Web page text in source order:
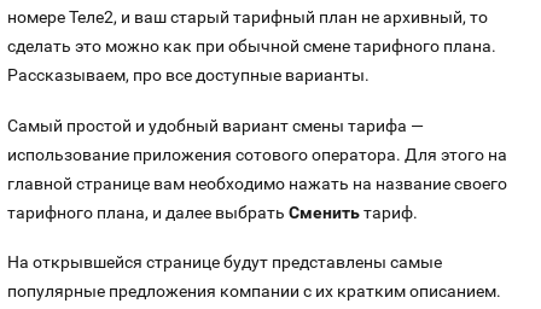
номере Теле2, и ваш старый тарифный план не архивный, то
сделать это можно как при обычной смене тарифного плана.
Рассказываем, про все доступные варианты.
Самый простой и удобный вариант смены тарифа —
использование приложения сотового оператора. Для этого на
главной странице вам необходимо нажать на название своего
тарифного плана, и далее выбрать Сменитьтариф.
На открывшейся странице будут представлены самые
популярные предложения компании с их кратким описанием.